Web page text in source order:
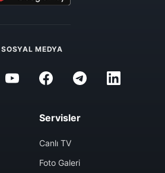
SOSYAL MEDYA
Servisler
Canlı TV
Foto Galeri